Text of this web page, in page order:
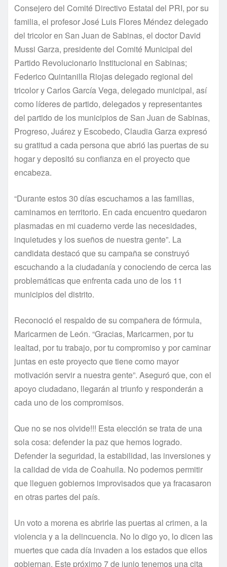
Consejero del Comité Directivo Estatal del PRI, por su
familia, el profesor José Luis Flores Méndez delegado
del tricolor en San Juan de Sabinas, el doctor David
Mussi Garza, presidente del Comité Municipal del
Partido Revolucionario Institucional en Sabinas;
Federico Quintanilla Riojas delegado regional del
tricolor y Carlos García Vega, delegado municipal, así
como líderes de partido, delegados y representantes
del partido de los municipios de San Juan de Sabinas,
Progreso, Juárez y Escobedo, Claudia Garza expresó
su gratitud a cada persona que abrió las puertas de su
hogar y depositó su confianza en el proyecto que
encabeza.
“Durante estos 30 días escuchamos a las familias,
caminamos en territorio. En cada encuentro quedaron
plasmadas en mi cuaderno verde las necesidades,
inquietudes y los sueños de nuestra gente”. La
candidata destacó que su campaña se construyó
escuchando a la ciudadanía y conociendo de cerca las
problemáticas que enfrenta cada uno de los 11
municipios del distrito.
Reconoció el respaldo de su compañera de fórmula,
Maricarmen de León. “Gracias, Maricarmen, por tu
lealtad, por tu trabajo, por tu compromiso y por caminar
juntas en este proyecto que tiene como mayor
motivación servir a nuestra gente”. Aseguró que, con el
apoyo ciudadano, llegarán al triunfo y responderán a
cada uno de los compromisos.
Que no se nos olvide!!! Esta elección se trata de una
sola cosa: defender la paz que hemos logrado.
Defender la seguridad, la estabilidad, las inversiones y
la calidad de vida de Coahuila. No podemos permitir
que lleguen gobiernos improvisados que ya fracasaron
en otras partes del país.
Un voto a morena es abrirle las puertas al crimen, a la
violencia y a la delincuencia. No lo digo yo, lo dicen las
muertes que cada día invaden a los estados que ellos
gobiernan. Este próximo 7 de junio tenemos una cita